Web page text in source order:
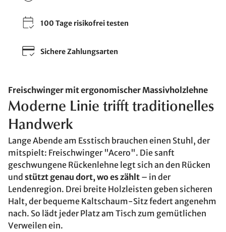
100 Tage risikofrei testen
Sichere Zahlungsarten
Freischwinger mit ergonomischer Massivholzlehne
Moderne Linie trifft traditionelles
Handwerk
Lange Abende am Esstisch brauchen einen Stuhl, der
mitspielt: Freischwinger "Acero". Die sanft
geschwungene Rückenlehne legt sich an den Rücken
und stützt genau dort, wo es zählt – in der
Lendenregion. Drei breite Holzleisten geben sicheren
Halt, der bequeme Kaltschaum-Sitz federt angenehm
nach. So lädt jeder Platz am Tisch zum gemütlichen
Verweilen ein.